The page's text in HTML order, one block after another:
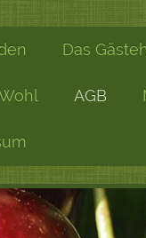
Das
AGB